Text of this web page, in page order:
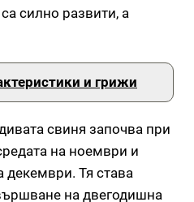
силно развити, а
и грижи
свиня започва при
на ноември и
Тя става
на двегодишна